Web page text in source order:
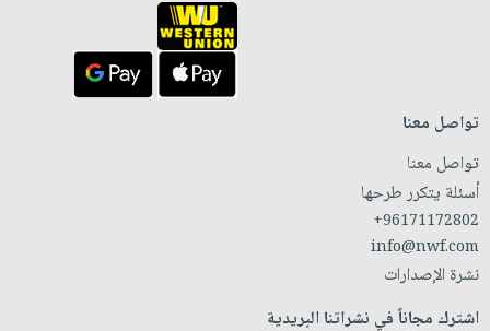
تواصل معنا
تواصل معنا
أسئلة يتكرر طرحها
+96171172802
info@nwf.com
نشرة الإصدارات
اشترك مجاناً في نشراتنا البريدية